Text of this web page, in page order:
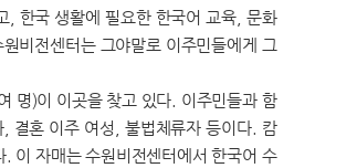
, 한국 생활에 필요한 한국어 교육, 문화
비전센터는 그야말로 이주민들에게 그
명)이 이곳을 찾고 있다. 이주민들과 함
결혼 이주 여성, 불법체류자 등이다. 캄
이 자매는 수원비전센터에서 한국어 수